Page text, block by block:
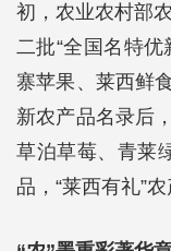
初，农业农村部
二批“全国名特
寨苹果、莱西鲜
新农产品名录后
草泊草莓、青莱
品，“莱西有礼”